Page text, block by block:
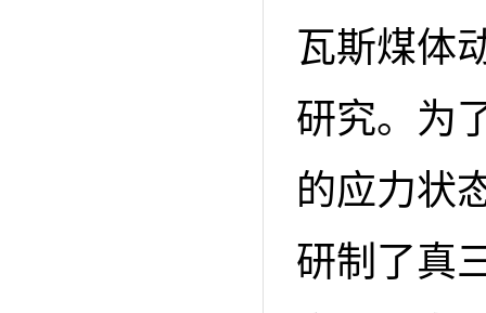
瓦斯煤体
研究。为
的应力状
研制了真